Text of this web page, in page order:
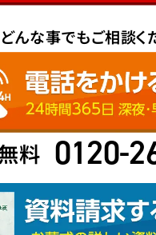
どんな事でもご相談く
料 0120-